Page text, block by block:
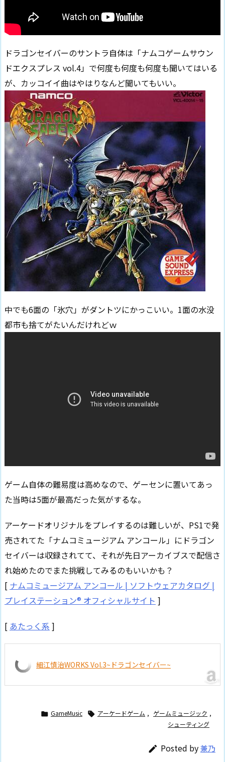
ドラゴンセイバーのサントラ自体は「ナムコゲームサウン
ドエクスプレス vol.4」で何度も何度も何度も聞いてはいる
が、カッコイイ曲はやはりなんど聞いてもいい。
中でも6面の「氷穴」がダントツにかっこいい。1面の水没
都市も捨てがたいんだけれどｗ
ゲーム自体の難易度は高めなので、ゲーセンに置いてあっ
た当時は5面が最高だった気がするな。
アーケードオリジナルをプレイするのは難しいが、PS1で発
売されてた「ナムコミュージアム アンコール」にドラゴン
セイバーは収録されてて、それが先日アーカイブスで配信さ
れ始めたのでまた挑戦してみるのもいいかも？
[ ナムコミュージアム アンコール | ソフトウェアカタログ |
プレイステーション® オフィシャルサイト ]
[ あたっく系 ]
細江慎治WORKS Vol.3~ドラゴンセイバー~
 GameMusic  アーケードゲーム , ゲームミュージック ,
シューティング
 Posted by兼乃